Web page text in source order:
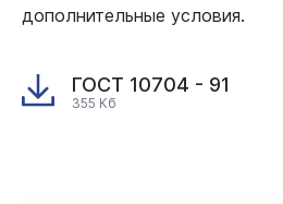
дополнительные условия.
ГОСТ 10704 - 91
355 Кб